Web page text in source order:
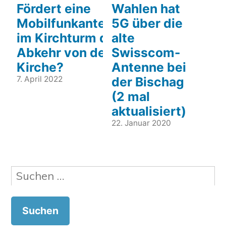
Fördert eine
Mobilfunkantenne
im Kirchturm die
Abkehr von der
Kirche?
7. April 2022
Wahlen hat
5G über die
alte
Swisscom-
Antenne bei
der Bischag
(2 mal
aktualisiert)
22. Januar 2020
Suchen
nach: